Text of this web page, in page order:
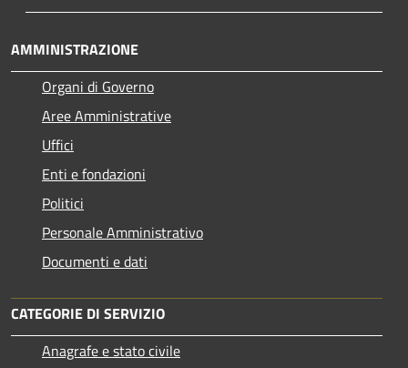
AMMINISTRAZIONE
Organi di Governo
Aree Amministrative
Uffici
Enti e fondazioni
Politici
Personale Amministrativo
Documenti e dati
CATEGORIE DI SERVIZIO
Anagrafe e stato civile